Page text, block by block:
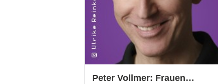
Peter Vollmer: Frauen